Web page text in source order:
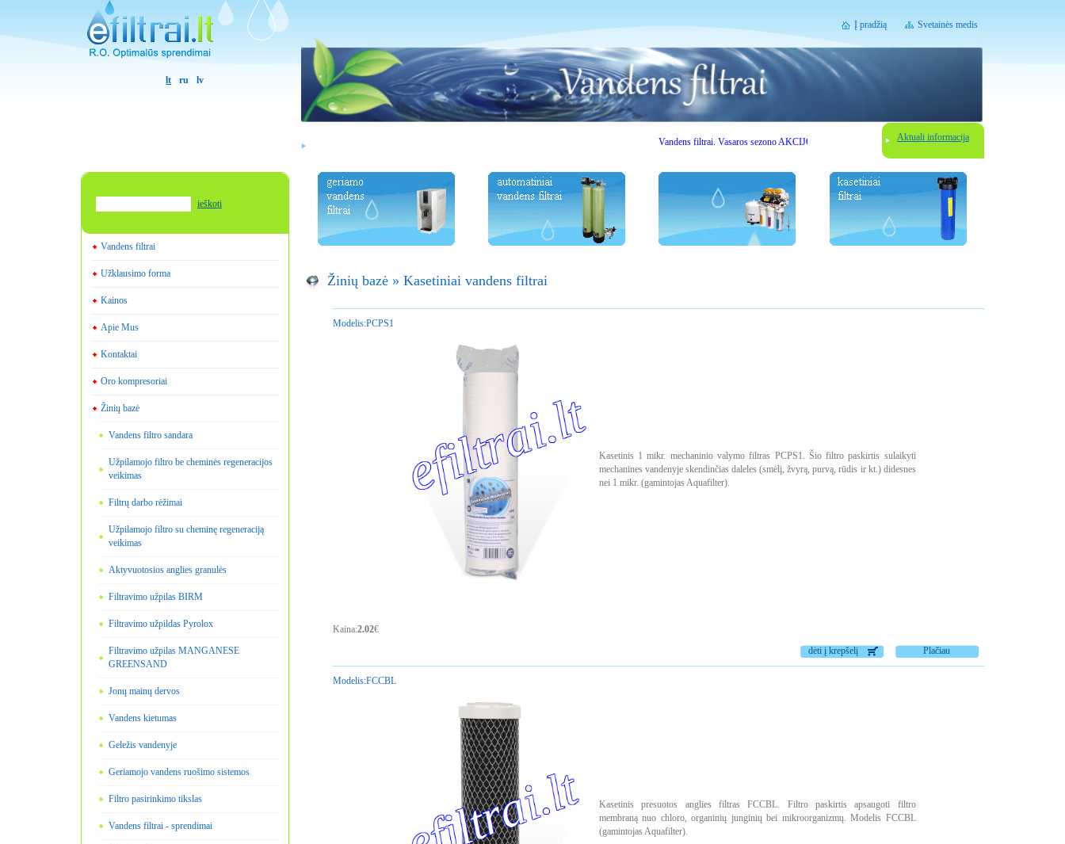
lt ru lv
Svetainės medis
Į pradžią
Vandens filtrai. Vasaros sezono AKCIJOS. Gerbiami lankytojai, prieš užsisakydami vandens filtravimo įrenginį
Aktuali informacija
ieškoti
Vandens filtrai
Užklausimo forma
Kainos
Apie Mus
Kontaktai
Oro kompresoriai
Žinių bazė
Vandens filtro sandara
Užpilamojo filtro be cheminės regeneracijos
veikimas
Filtrų darbo rėžimai
Užpilamojo filtro su cheminę regeneraciją
veikimas
Aktyvuotosios anglies granulės
Filtravimo užpilas BIRM
Filtravimo užpildas Pyrolox
Filtravimo užpilas MANGANESE
GREENSAND
Jonų mainų dervos
Vandens kietumas
Geležis vandenyje
Geriamojo vandens ruošimo sistemos
Filtro pasirinkimo tikslas
Vandens filtrai - sprendimai
Žinių bazė» Kasetiniai vandens filtrai
Modelis:PCPS1
Kasetinis 1 mikr. mechaninio valymo filtras PCPS1. Šio filtro paskirtis sulaikyti
mechanines vandenyje skendinčias daleles (smėlį, žvyrą, purvą, rūdis ir kt.) didesnes
nei 1 mikr. (gamintojas Aquafilter).
Kaina:2.02€
Plačiau
dėti į krepšelį
Modelis:FCCBL
Kasetinis presuotos anglies filtras FCCBL. Filtro paskirtis apsaugoti filtro
membraną nuo chloro, organinių junginių bei mikroorganizmų. Modelis FCCBL
(gamintojas Aquafilter).